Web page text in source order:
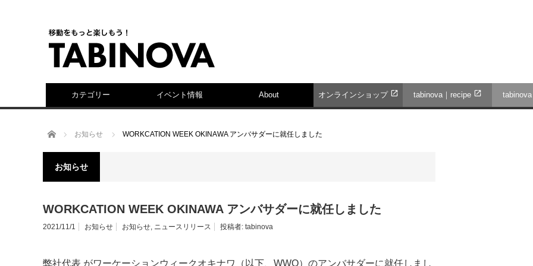
カテゴリー イベント情報 About オンラインショップ open_in_new tabinova｜recipe open_in_new
ホーム お知らせ WORKCATION WEEK OKINAWA アンバサダーに就任しました
お知らせ
WORKCATION WEEK OKINAWA アンバサダーに就任しました
2021/11/1 お知らせ お知らせ, ニュースリリース 投稿者: tabinova
弊社代表 がワーケーションウィークオキナワ（以下、WWO）のアンバサダーに就任しまし